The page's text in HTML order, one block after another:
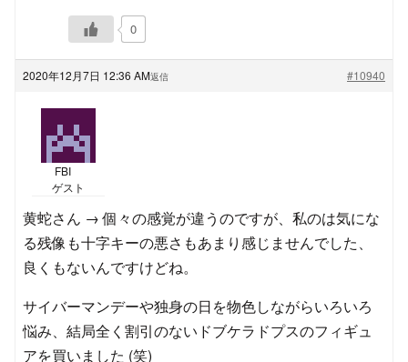
0
2020年12月7日 12:36 AM #10940
返信
FBI
ゲスト
黄蛇さん → 個々の感覚が違うのですが、私のは気にな
る残像も十字キーの悪さもあまり感じませんでした、
良くもないんですけどね。
サイバーマンデーや独身の日を物色しながらいろいろ
悩み、結局全く割引のないドブケラドプスのフィギュ
アを買いました (笑)